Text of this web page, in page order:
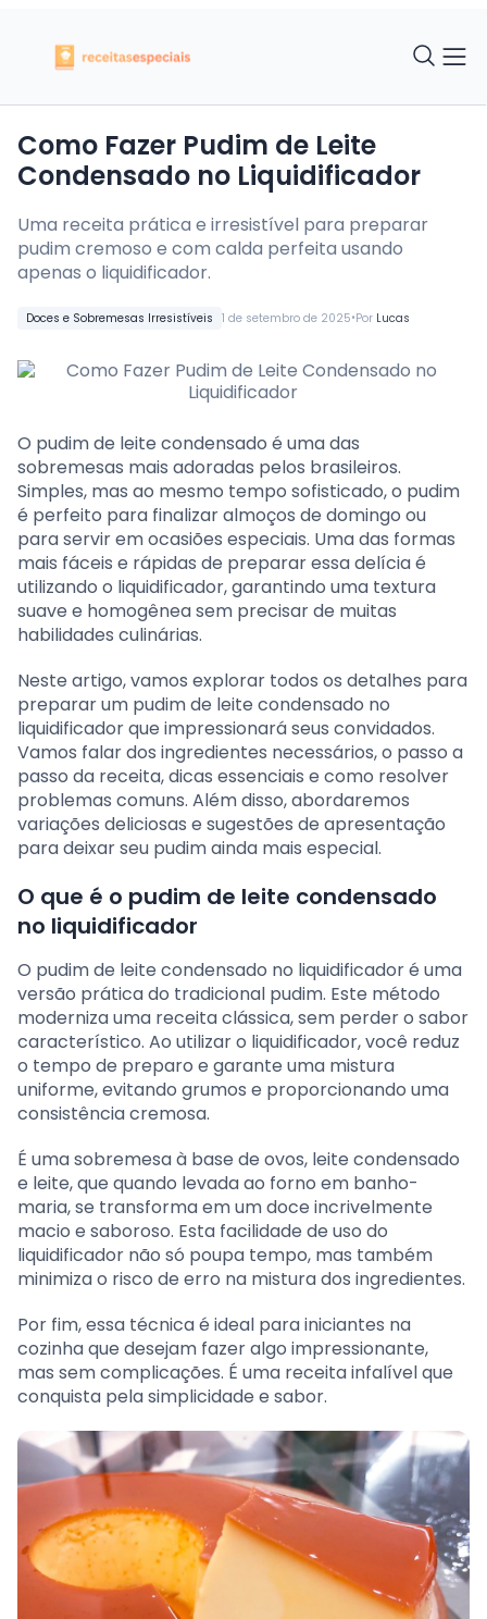
Doces e Sobremesas Irresistíveis 1 de setembro de 2025•Por Lucas
Como Fazer Pudim de Leite
Condensado no Liquidificador
Uma receita prática e irresistível para preparar
pudim cremoso e com calda perfeita usando
apenas o liquidificador.
O pudim de leite condensado é uma das
sobremesas mais adoradas pelos brasileiros.
Simples, mas ao mesmo tempo sofisticado, o pudim
é perfeito para finalizar almoços de domingo ou
para servir em ocasiões especiais. Uma das formas
mais fáceis e rápidas de preparar essa delícia é
utilizando o liquidificador, garantindo uma textura
suave e homogênea sem precisar de muitas
habilidades culinárias.
Neste artigo, vamos explorar todos os detalhes para
preparar um pudim de leite condensado no
liquidificador que impressionará seus convidados.
Vamos falar dos ingredientes necessários, o passo a
passo da receita, dicas essenciais e como resolver
problemas comuns. Além disso, abordaremos
variações deliciosas e sugestões de apresentação
para deixar seu pudim ainda mais especial.
O que é o pudim de leite condensado
no liquidificador
O pudim de leite condensado no liquidificador é uma
versão prática do tradicional pudim. Este método
moderniza uma receita clássica, sem perder o sabor
característico. Ao utilizar o liquidificador, você reduz
o tempo de preparo e garante uma mistura
uniforme, evitando grumos e proporcionando uma
consistência cremosa.
É uma sobremesa à base de ovos, leite condensado
e leite, que quando levada ao forno em banho-
maria, se transforma em um doce incrivelmente
macio e saboroso. Esta facilidade de uso do
liquidificador não só poupa tempo, mas também
minimiza o risco de erro na mistura dos ingredientes.
Por fim, essa técnica é ideal para iniciantes na
cozinha que desejam fazer algo impressionante,
mas sem complicações. É uma receita infalível que
conquista pela simplicidade e sabor.